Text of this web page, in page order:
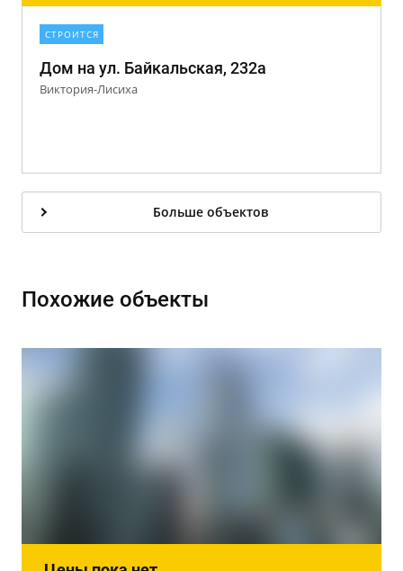
СТРОИТСЯ
Дом на ул. Байкальская, 232а
Виктория-Лисиха
Больше объектов
Похожие объекты